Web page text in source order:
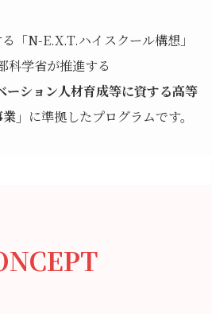
「N-E.X.T.ハイスクール構想」
科学省が推進する
ーション人材育成等に資する高等
」 に準拠したプログラムです。